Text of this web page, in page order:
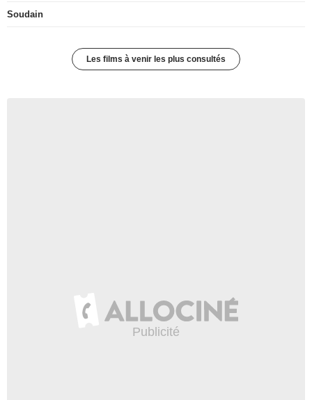
Soudain
Les films à venir les plus consultés